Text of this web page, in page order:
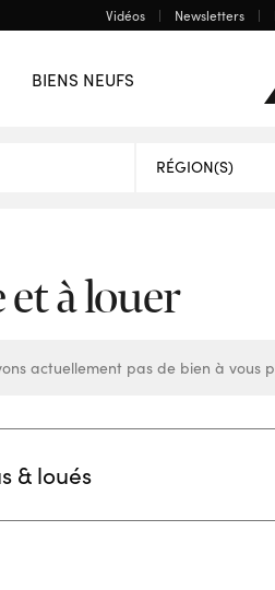
Vidéos Newsletters
LES BIENS
BIENS NEUFS
et à louer
actuellement pas de bien à
& loués